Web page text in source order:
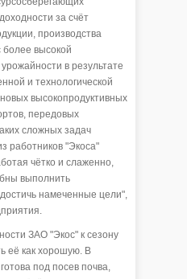
за счёт
производства
более высокой
в результате
и технологической
высокопродуктивных
передовых
сложных задач
работников "Экоса"
чётко и слаженно,
выполнить
намеченные цели",
ЗАО "Экос" к сезону
её как хорошую. В
под посев почва,